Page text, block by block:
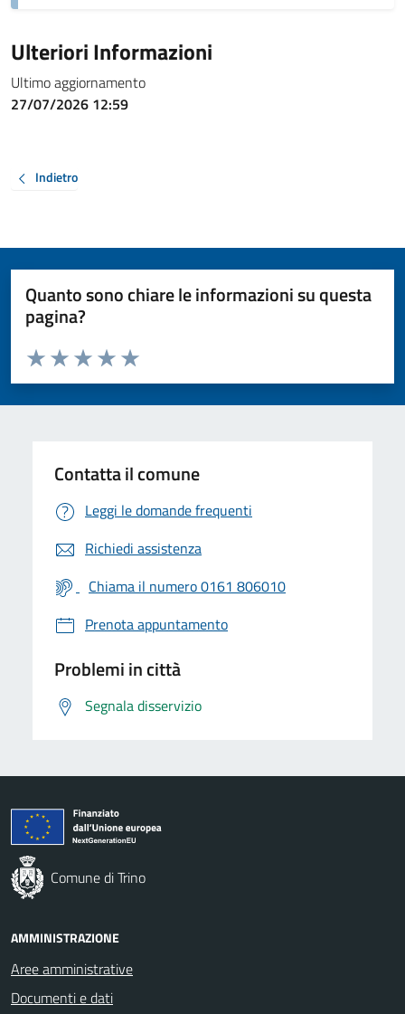
Ulteriori Informazioni
Ultimo aggiornamento
27/07/2026 12:59
Indietro
Quanto sono chiare le informazioni su questa
pagina?
Valuta da 1 a 5 stelle la pagina
Valuta 5 stelle su 5
Valuta 4 stelle su 5
Valuta 3 stelle su 5
Valuta 2 stelle su 5
Valuta 1 stelle su 5
Contatta il comune
Leggi le domande frequenti
Richiedi assistenza
Chiama il numero 0161 806010
Prenota appuntamento
Problemi in città
Segnala disservizio
Comune di Trino
AMMINISTRAZIONE
Aree amministrative
Documenti e dati